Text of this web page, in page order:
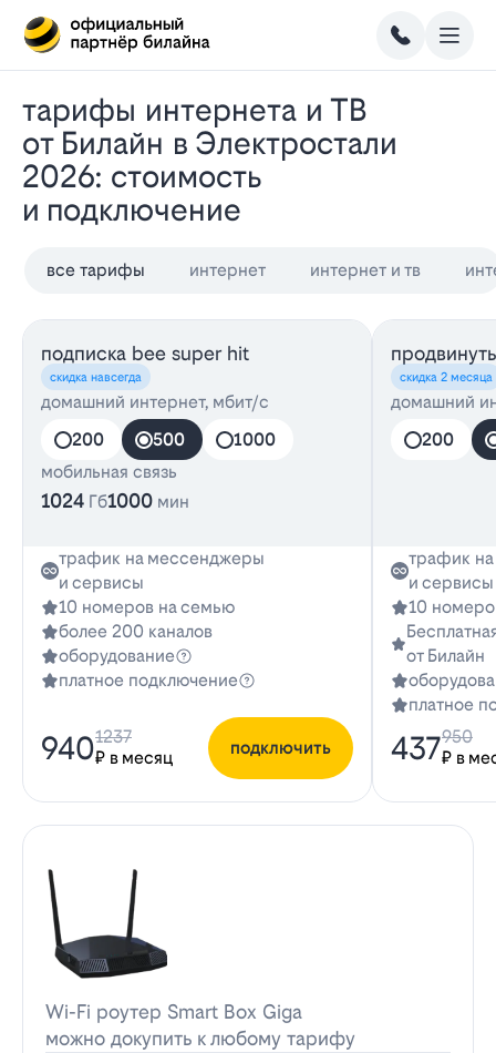
Тарифы интернета и ТВ
от Билайн в Электростали
2026: стоимость
и подключение
все тарифы интернет интернет и тв
подписка bee super hit
скидка навсегда
домашний интернет, мбит/с
200
500
1000
мобильная связь
1024 Гб1000 мин
трафик на мессенджеры
и сервисы
10 номеров на семью
более 200 каналов
оборудование
платное подключение
940₽ в месяц
1237
подключить
скидка 2 месяца
домашний
200
трафик
и сервисы
10
от Билайн
платное
437₽ в
950
Wi-Fi роутер Smart Box Giga
можно докупить к любому тарифу